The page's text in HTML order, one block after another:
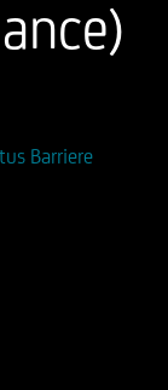
Barriere